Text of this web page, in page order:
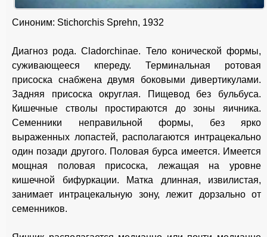
Синоним: Stichorchis Sprehn, 1932
Диагноз рода. Cladorchinae. Тело конической формы,
суживающееся кпереду. Терминальная ротовая
присоска снабжена двумя боковыми дивертикулами.
Задняя присоска округлая. Пищевод без бульбуса.
Кишечные стволы простираются до зоны яичника.
Семенники неправильной формы, без ярко
выраженных лопастей, располагаются интрацекально
один позади другого. Половая бурса имеется. Имеется
мощная половая присоска, лежащая на уровне
кишечной бифуркации. Матка длинная, извилистая,
занимает интрацекальную зону, лежит дорзально от
семенников.